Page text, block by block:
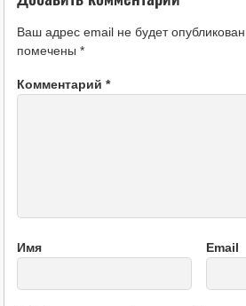
Ваш адрес email не будет опубликован.
помечены *
Комментарий *
Имя Email